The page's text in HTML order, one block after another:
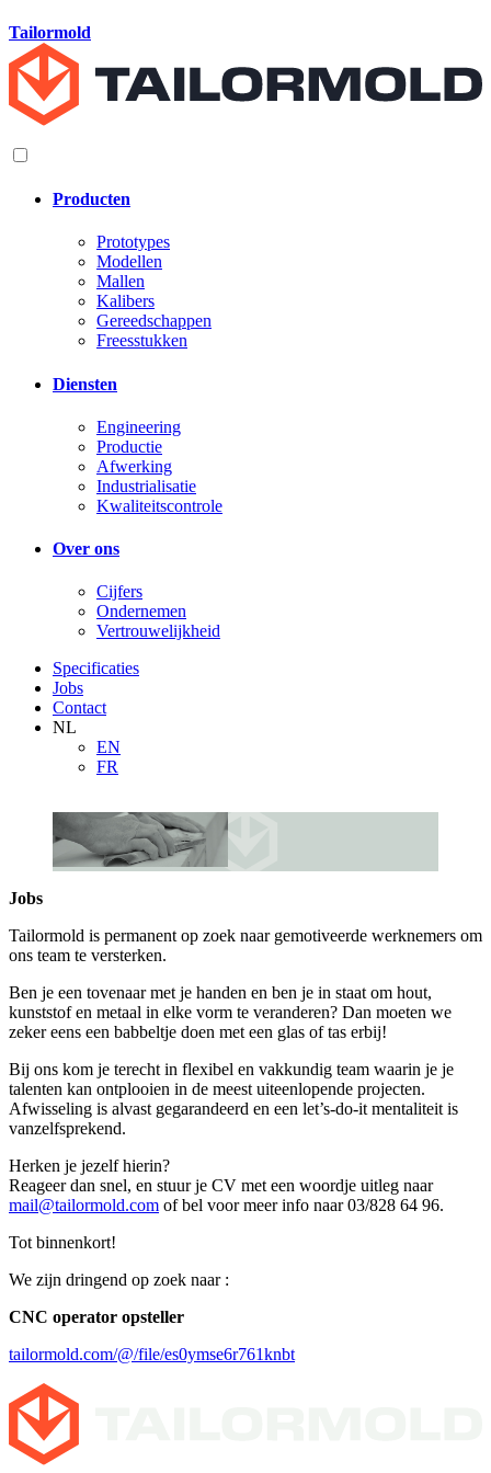
Tailormold
Producten
Prototypes
Modellen
Mallen
Kalibers
Gereedschappen
Freesstukken
Diensten
Engineering
Productie
Afwerking
Industrialisatie
Kwaliteitscontrole
Over ons
Cijfers
Ondernemen
Vertrouwelijkheid
Specificaties
Jobs
Contact
NL
EN
FR
Jobs
Tailormold is permanent op zoek naar gemotiveerde werknemers om
ons team te versterken.
Ben je een tovenaar met je handen en ben je in staat om hout,
kunststof en metaal in elke vorm te veranderen? Dan moeten we
zeker eens een babbeltje doen met een glas of tas erbij!
Bij ons kom je terecht in flexibel en vakkundig team waarin je je
talenten kan ontplooien in de meest uiteenlopende projecten.
Afwisseling is alvast gegarandeerd en een let’s-do-it mentaliteit is
vanzelfsprekend.
Herken je jezelf hierin?
Reageer dan snel, en stuur je CV met een woordje uitleg naar
mail@tailormold.com of bel voor meer info naar 03/828 64 96.
Tot binnenkort!
We zijn dringend op zoek naar :
CNC operator opsteller
tailormold.com/@/file/es0ymse6r761knbt